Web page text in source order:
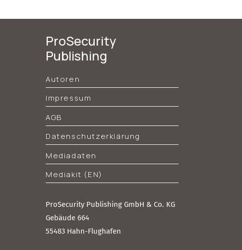
ProSecurity
Publishing
Autoren
Impressum
AGB
Datenschutzerklärung
Mediadaten
Mediakit (EN)
ProSecurity Publishing GmbH & Co. KG
Gebäude 664
55483 Hahn-Flughafen